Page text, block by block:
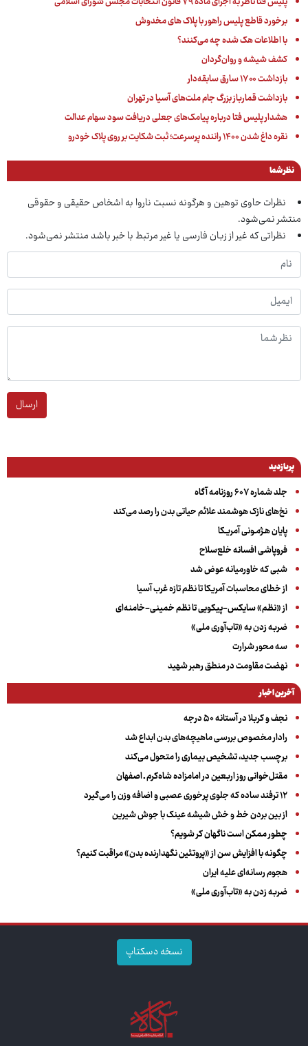
برخورد قاطع پلیس راهور با پلاک های مخدوش
با اطلاعات هک شده چه می‌کنند؟
کشف شیشه و روان‌گردان
بازداشت ۱۷۰۰ سارق سابقه‌دار
بازداشت قمارباز بزرگ جام ملت‌های آسیا در تهران
هشدار پلیس فتا درباره پیامک‌های جعلی دریافت سود سهام عدالت
نقره داغ شدن ۱۴۰۰ راننده پرسرعت؛ ثبت شکایت بر روی پلاک خودرو
نظر شما
نظرات حاوی توهین و هرگونه نسبت ناروا به اشخاص حقیقی و حقوقی
منتشر نمی‌شود.
نظراتی که غیر از زبان فارسی یا غیر مرتبط با خبر باشد منتشر نمی‌شود.
ارسال
پربازدید
جلد شماره ۶۰۷ روزنامه آگاه
نخ‌های نازک هوشمند علائم حیاتی بدن را رصد می‌کند
پایان هـژمـونی آمریـکا
فروپاشی افسانه خلع‌سلاح
شبی که خاورمیانه عوض شد
از خطای محاسبات آمریکا تا نظم تازه غرب آسیا
از «نظم» سایکس-پیکویی تا نظم خمینی-خامنه‌ای
ضربه زدن به «تاب‌آوری ملی»
سه‌ محور شرارت
نهضت مقاومت در منطق رهبر شهید
آخرین اخبار
نجف و کربلا در آستانه ۵۰ درجه
رادار مخصوص بررسی ماهیچه‌های بدن ابداع شد
برچسب جدید، تشخیص بیماری را متحول می‌کند
مقتل‌خوانی روز اربعین در امامزاده شاه‌کرم ـ اصفهان
۱۲ ترفند ساده که جلوی پرخوری عصبی و اضافه ‌وزن را می‌گیرد
از بین بردن خط و خش شیشه عینک با جوش شیرین
چطور ممکن است ناگهان کر شویم؟
چگونه با افزایش سن از «پروتئین نگهدارنده بدن» مراقبت کنیم؟
هجوم رسانه‌ای علیه ایران
ضربه زدن به «تاب‌آوری ملی»
نسخه دسکتاپ